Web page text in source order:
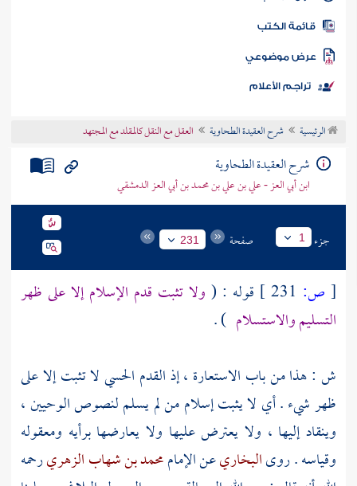
المكتبة
الكتب
موضوعي
تراجم الأعلام
الرئيسية شرح العقيدة الطحاوية العقل مع النقل كالمقلد مع المجتهد
شرح العقيدة الطحاوية
ابن أبي العز - علي بن علي بن محمد بن أبي العز الدمشقي
جزء 1 صفحة 231
[ ص: قوله : ( ولا تثبت قدم الإسلام إلا على ظهر
التسليم والاستسلام ) .
ش : هذا من باب الاستعارة ، إذ القدم الحسي لا تثبت إلا على
ظهر شيء . أي لا يثبت إسلام من لم يسلم لنصوص الوحيين ،
وينقاد إليها ، ولا يعترض عليها ولا يعارضها برأيه ومعقوله
وقياسه . روىالبخاريعن الإماممحمد بن شهاب الزهريرحمه